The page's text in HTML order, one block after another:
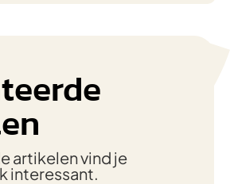
artikelen vind je
interessant.